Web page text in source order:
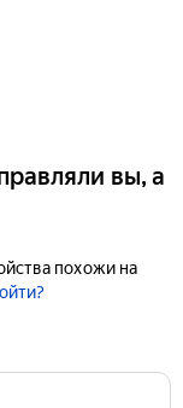
вы, а
похожи на